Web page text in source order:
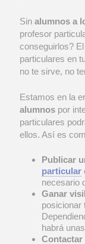
Sin alumnos a
profesor
conseguirlos?
particulares en
no te sirve, no
Estamos en la
alumnos por
particulares
ellos. Así es
Publicar
particular
necesario
Ganar
posicionar
habrá
Contactar